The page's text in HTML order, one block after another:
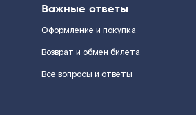
Важные ответы
Оформление и покупка
Возврат и обмен билета
Все вопросы и ответы